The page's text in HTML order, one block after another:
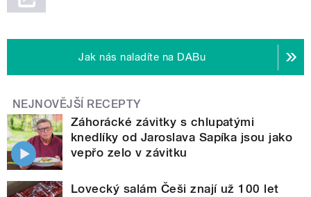
Jak nás naladíte na DABu
NEJNOVĚJŠÍ RECEPTY
Záhorácké závitky s chlupatými
knedlíky od Jaroslava Sapíka jsou jako
vepřo zelo v závitku
Lovecký salám Češi znají už 100 let